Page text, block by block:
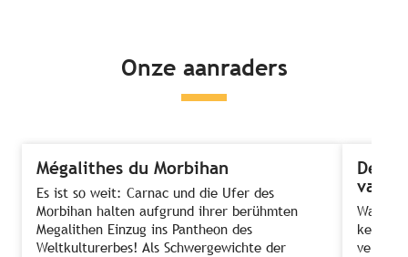
Onze aanraders
Mégalithes du Morbihan
Es ist so weit: Carnac und die Ufer des
Morbihan halten aufgrund ihrer berühmten
Megalithen Einzug ins Pantheon des
Weltkulturerbes! Als Schwergewichte der
De 8
van
Wat